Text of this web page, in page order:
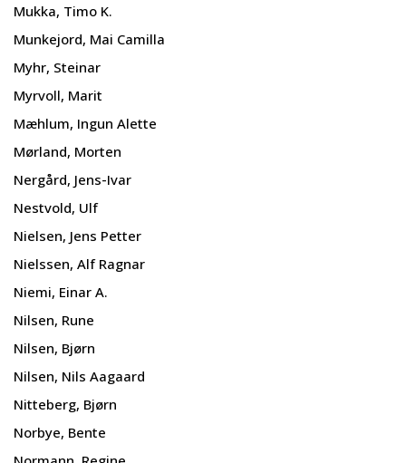
Mukka, Timo K.
Munkejord, Mai Camilla
Myhr, Steinar
Myrvoll, Marit
Mæhlum, Ingun Alette
Mørland, Morten
Nergård, Jens-Ivar
Nestvold, Ulf
Nielsen, Jens Petter
Nielssen, Alf Ragnar
Niemi, Einar A.
Nilsen, Rune
Nilsen, Bjørn
Nilsen, Nils Aagaard
Nitteberg, Bjørn
Norbye, Bente